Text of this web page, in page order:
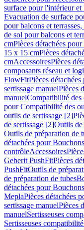
surface pour l'intérieur et
Evacuation de surface
pour balcons et
de sol pour balcons et
cmPièces détachées
15 x 15 cmPièces
cmAccessoiresPièces
composants réseau et
FlowFitPièces
sertissage manuelPièces
manuelCompatibilité des
pour Compatibilité des
outils de sertissage [2]
de sertissage [2]Outils de
Outils de préparation de
détachées pour
contrôleAccessoires
Geberit PushFitPièces
PushFitOutils de
de préparation de tubes
détachées pour
MeplaPièces détachées
sertissage manuelPièces
manuelSertisseuses
Sertisseuses